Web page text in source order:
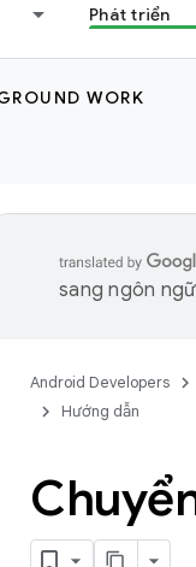
Phát triển
WORK
sang ngôn
Android Developers
Hướng dẫn